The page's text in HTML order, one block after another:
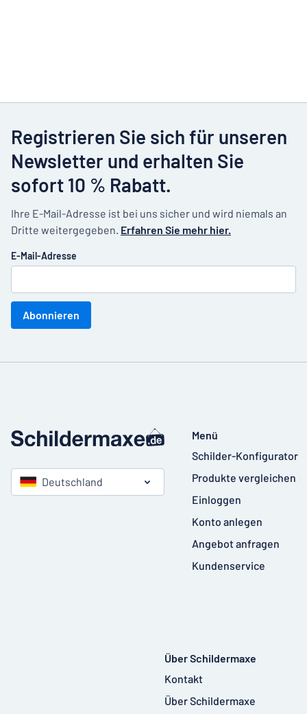
Registrieren Sie sich für unseren
Newsletter und erhalten Sie
sofort 10 % Rabatt.
Ihre E-Mail-Adresse ist bei uns sicher und wird niemals an
Dritte weitergegeben. Erfahren Sie mehr hier.
E-Mail-Adresse
Abonnieren
Deutschland
Menü
Schilder-Konfigurator
Produkte vergleichen
Einloggen
Konto anlegen
Angebot anfragen
Kundenservice
Über Schildermaxe
Kontakt
Über Schildermaxe